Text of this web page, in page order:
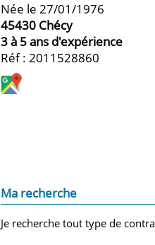
Née le 27/01/1976
45430 Chécy
3 à 5 ans d'expérience
Réf : 2011528860
Ma recherche
Je recherche tout type de